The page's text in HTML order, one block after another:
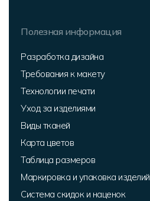
Полезная информация
Разработка дизайна
Требования к макету
Технологии печати
Уход за изделиями
Виды тканей
Карта цветов
Таблица размеров
Маркировка и упаковка изделий
Система скидок и наценок